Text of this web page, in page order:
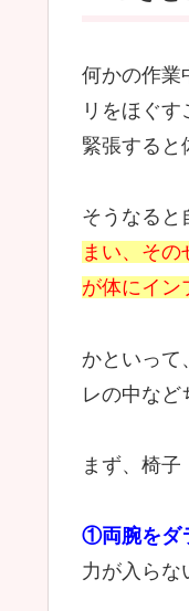
何かの作業
リをほぐ
緊張すると
そうなると
まい、そ
が体にイン
かといって
レの中など
まず、椅子
①両腕をダ
力が入らな